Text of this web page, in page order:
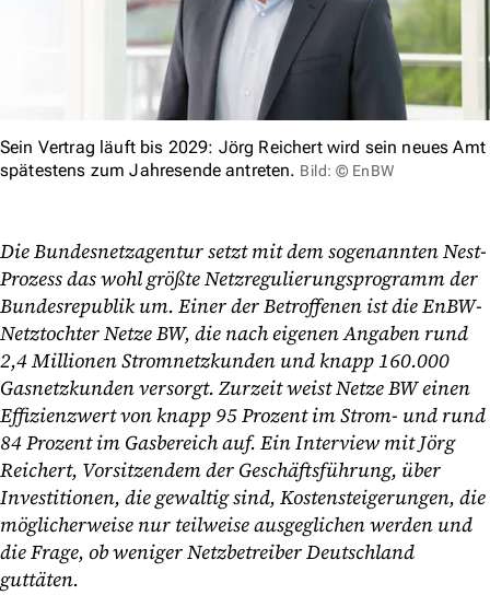
Sein Vertrag läuft bis 2029: Jörg Reichert wird sein neues Amt
spätestens zum Jahresende antreten. Bild: © EnBW
Die Bundesnetzagentur setzt mit dem sogenannten Nest-
Prozess das wohl größte Netzregulierungsprogramm der
Bundesrepublik um. Einer der Betroffenen ist die EnBW-
Netztochter Netze BW, die nach eigenen Angaben rund
2,4 Millionen Stromnetzkunden und knapp 160.000
Gasnetzkunden versorgt. Zurzeit weist Netze BW einen
Effizienzwert von knapp 95 Prozent im Strom- und rund
84 Prozent im Gasbereich auf. Ein Interview mit Jörg
Reichert, Vorsitzendem der Geschäftsführung, über
Investitionen, die gewaltig sind, Kostensteigerungen, die
möglicherweise nur teilweise ausgeglichen werden und
die Frage, ob weniger Netzbetreiber Deutschland
guttäten.